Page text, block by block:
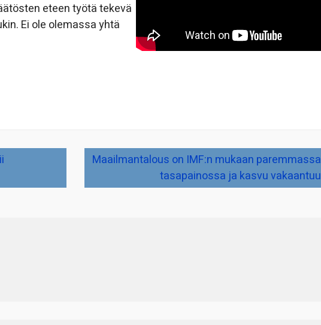
eteen työtä tekevä
Ei ole olemassa yhtä
Maailmantalous on IMF:n mukaan paremmassa
tasapainossa ja kasvu vakaantuu